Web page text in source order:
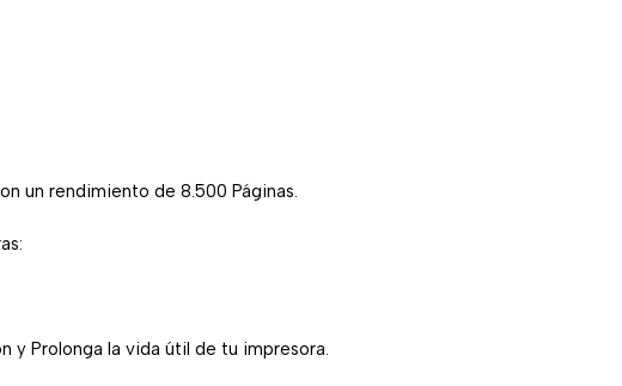
un rendimiento de 8.500 Páginas.
y Prolonga la vida útil de tu impresora.